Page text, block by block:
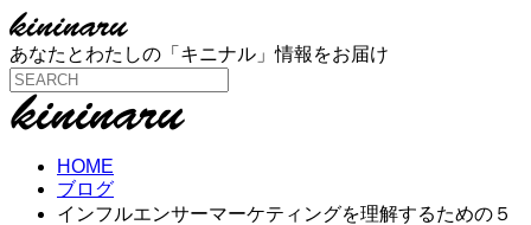
あなたとわたしの「キニナル」情報をお届け
HOME
ブログ
インフルエンサーマーケティングを理解するための５